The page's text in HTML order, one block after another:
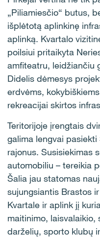
„Piliamiesčio“ butus,
išplėtotą aplinkinę
aplinką. Kvartalo
poilsiui pritaikyta
amfiteatru, leidžiančiu
Didelis dėmesys
erdvėms,
rekreacijai skirtos
Teritorijoje įrengtais
galima lengvai
rajonus. Susisiekimas
automobiliu – tereikia
Šalia jau statomas
sujungsiantis Brastos
Kvartale ir aplink jį
maitinimo, laisvalaikio,
darželių, sporto klubų